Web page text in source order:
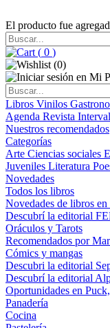
El producto fue
( 0 )
(0)
Libros Vinilos
Agenda Revista
Nuestros recomendados
Categorías
Arte Ciencias sociales
Juveniles Literatura
Novedades
Todos los libros
Novedades de libros en
Descubrí la editorial
Oráculos y Tarots
Recomendados por
Cómics y mangas
Descubri la editorial
Descubrí la editorial
Oportunidades en
Panadería
Cocina